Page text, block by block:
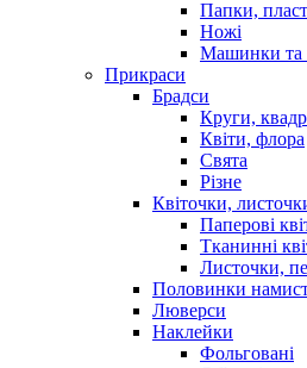
Папки,
Ножі
Машинки та
Прикраси
Брадси
Круги,
Квіти, флора
Свята
Різне
Квіточки,
Паперові
Тканинні
Листочки,
Половинки
Люверси
Наклейки
Фольговані